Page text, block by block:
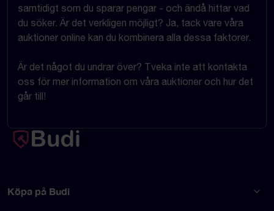
samtidigt som du sparar pengar - och ändå hittar vad
du söker. Är det verkligen möjligt? Ja, tack vare våra
auktioner online kan du kombinera alla dessa faktorer.
Är det något du undrar över? Tveka inte att kontakta
oss för mer information om våra auktioner och hur det
går till!
Köpa på Budi